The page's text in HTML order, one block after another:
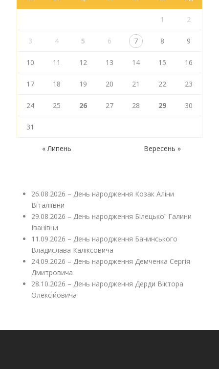
1 2
3 4 5 6 7 8 9
10 11 12 13 14 15 16
17 18 19 20 21 22 23
24 25 26 27 28 29 30
31
« Липень Вересень »
26.08.2026 – День народження Козак Аліни
Віталіївни
29.08.2026 – День народження Білецької Галини
Іванівни
11.09.2026 – День народження Бачинського
Владислава Каліксовича
24.09.2026 – День народження Демченка Сергія
Дмитровича
28.10.2026 – День народження Дерди Віктора
Олексійовича